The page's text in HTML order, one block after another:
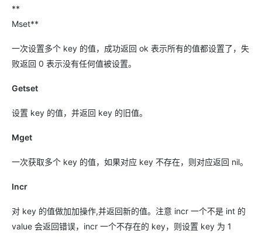
**
Mset**
一次设置多个 key 的值，成功返回 ok 表示所有的值都设置了，失
败返回 0 表示没有任何值被设置。
Getset
设置 key 的值，并返回 key 的旧值。
Mget
一次获取多个 key 的值，如果对应 key 不存在，则对应返回 nil。
Incr
对 key 的值做加加操作,并返回新的值。注意 incr 一个不是 int 的
value 会返回错误，incr 一个不存在的 key，则设置 key 为 1